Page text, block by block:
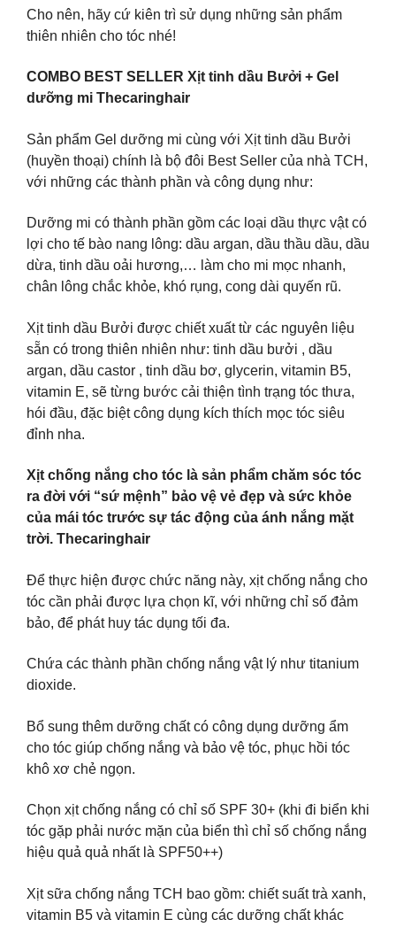
Cho nên, hãy cứ kiên trì sử dụng những sản phẩm
thiên nhiên cho tóc nhé!
COMBO BEST SELLER Xịt tinh dầu Bưởi + Gel
dưỡng mi Thecaringhair
Sản phẩm Gel dưỡng mi cùng với Xịt tinh dầu Bưởi
(huyền thoại) chính là bộ đôi Best Seller của nhà TCH,
với những các thành phần và công dụng như:
Dưỡng mi có thành phần gồm các loại dầu thực vật có
lợi cho tế bào nang lông: dầu argan, dầu thầu dầu, dầu
dừa, tinh dầu oải hương,… làm cho mi mọc nhanh,
chân lông chắc khỏe, khó rụng, cong dài quyến rũ.
Xịt tinh dầu Bưởi được chiết xuất từ các nguyên liệu
sẵn có trong thiên nhiên như: tinh dầu bưởi , dầu
argan, dầu castor , tinh dầu bơ, glycerin, vitamin B5,
vitamin E, sẽ từng bước cải thiện tình trạng tóc thưa,
hói đầu, đặc biệt công dụng kích thích mọc tóc siêu
đỉnh nha.
Xịt chống nắng cho tóc là sản phẩm chăm sóc tóc
ra đời với “sứ mệnh” bảo vệ vẻ đẹp và sức khỏe
của mái tóc trước sự tác động của ánh nắng mặt
trời. Thecaringhair
Để thực hiện được chức năng này, xịt chống nắng cho
tóc cần phải được lựa chọn kĩ, với những chỉ số đảm
bảo, để phát huy tác dụng tối đa.
Chứa các thành phần chống nắng vật lý như titanium
dioxide.
Bổ sung thêm dưỡng chất có công dụng dưỡng ẩm
cho tóc giúp chống nắng và bảo vệ tóc, phục hồi tóc
khô xơ chẻ ngọn.
Chọn xịt chống nắng có chỉ số SPF 30+ (khi đi biển khi
tóc gặp phải nước mặn của biển thì chỉ số chống nắng
hiệu quả quả nhất là SPF50++)
Xịt sữa chống nắng TCH bao gồm: chiết suất trà xanh,
vitamin B5 và vitamin E cùng các dưỡng chất khác